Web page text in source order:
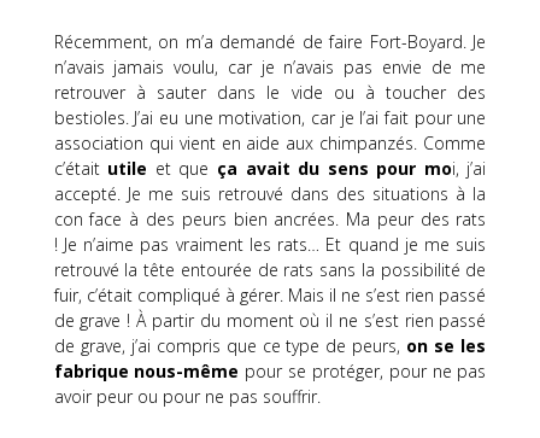
Récemment, on m’a demandé de faire Fort-Boyard Je
n’avais jamais voulu, car je n’avais pas envie de me
retrouver à sauter dans le vide ou à toucher des
bestioles J’ai eu une motivation, car je l’ai fait pour une
association qui vient en aide aux chimpanzés. Comme
c’était utile et que ça avait du sens pour moi, j’ai
accepté. Je me suis retrouvé dans des situations à la
con face à des peurs bien ancrées. Ma peur des rats
! Je n’aime pas vraiment les rats…
Et quand je me suis
retrouvé la tête entourée de rats sans la possibilité de
fuir, c’était compliqué à gérer. Mais il ne s’est rien passé
de grave ! À partir du moment où il ne s’est rien passé
de grave, j’ai compris que ce type de peurs, on se les
fabrique nous-même pour se protéger, pour ne pas
avoir peur ou pour ne pas souffrir.